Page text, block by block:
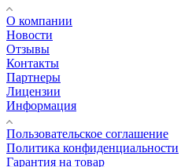
О компании
Новости
Отзывы
Контакты
Партнеры
Лицензии
Информация
Пользовательское соглашение
Политика конфиденциальности
Гарантия на товар